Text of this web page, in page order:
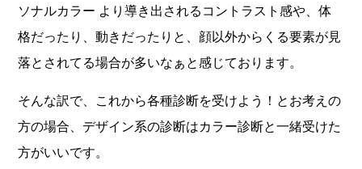
ソナルカラー より導き出されるコントラスト感や、体
格だったり、動きだったりと、顔以外からくる要素が見
落とされてる場合が多いなぁと感じております。
そんな訳で、これから各種診断を受けよう！とお考えの
方の場合、デザイン系の診断はカラー診断と一緒受けた
方がいいです。